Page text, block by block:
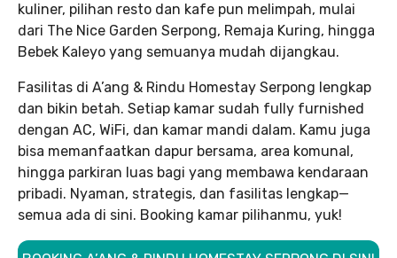
kuliner, pilihan resto dan kafe pun melimpah, mulai
dari The Nice Garden Serpong, Remaja Kuring, hingga
Bebek Kaleyo yang semuanya mudah dijangkau.
Fasilitas di A’ang & Rindu Homestay Serpong lengkap
dan bikin betah. Setiap kamar sudah fully furnished
dengan AC, WiFi, dan kamar mandi dalam. Kamu juga
bisa memanfaatkan dapur bersama, area komunal,
hingga parkiran luas bagi yang membawa kendaraan
pribadi. Nyaman, strategis, dan fasilitas lengkap—
semua ada di sini. Booking kamar pilihanmu, yuk!